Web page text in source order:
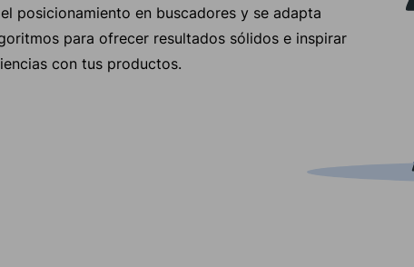
posicionamiento en buscadores y se adapta
para ofrecer resultados sólidos e inspirar
con tus productos.
email